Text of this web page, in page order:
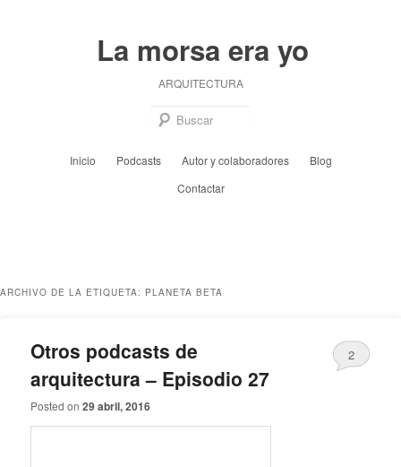
La morsa era yo
ARQUITECTURA
Inicio Podcasts Autor y colaboradores
Blog
Contactar
ARCHIVO DE LA ETIQUETA: PLANETA BETA
Otros podcasts de
arquitectura – Episodio 27
Posted on29 abril, 2016
2